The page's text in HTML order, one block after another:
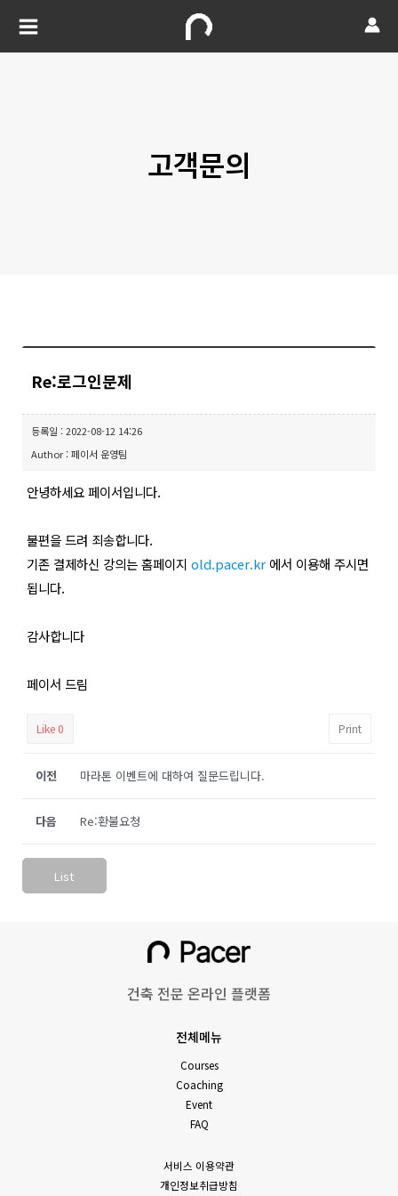
고객문의
Re:로그인문제
등록일 : 2022-08-12 14:26
Author : 페이서 운영팀
안녕하세요 페이서입니다.
불편을 드려 죄송합니다.
기존 결제하신 강의는 홈페이지 old.pacer.kr 에서 이용해 주시면
됩니다.
감사합니다
페이서 드림
Like 0 Print
이전 마라톤 이벤트에 대하여 질문드립니다.
Re:환불요청
다음
List
건축 전문 온라인 플랫폼
전체메뉴
Courses
Coaching
Event
FAQ
서비스 이용약관
개인정보취급방침